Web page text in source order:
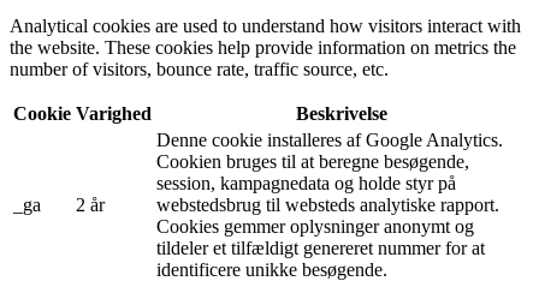
Analytical cookies are used to understand how visitors interact with
the website. These cookies help provide information on metrics the
number of visitors, bounce rate, traffic source, etc.
Cookie Varighed Beskrivelse
_ga 2 år
Denne cookie installeres af Google Analytics.
Cookien bruges til at beregne besøgende,
session, kampagnedata og holde styr på
webstedsbrug til websteds analytiske rapport.
Cookies gemmer oplysninger anonymt og
tildeler et tilfældigt genereret nummer for at
identificere unikke besøgende.